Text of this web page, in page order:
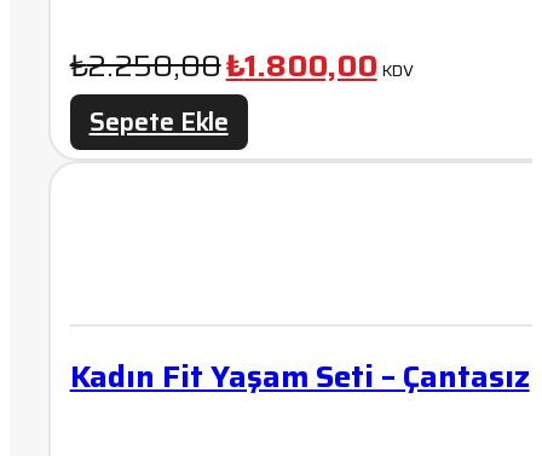
₺2.250,00Orijinal
fiyat:
₺2.250,00.
₺1.800,00Şu
KDV
Sepete Ekle
Kadın Fit Yaşam Seti – Çantasız